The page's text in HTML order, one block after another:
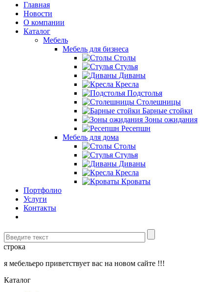
Главная
Новости
О компании
Каталог
Мебель
Мебель для бизнеса
Столы
Стулья
Диваны
Кресла
Подстолья
Столешницы
Барные стойки
Зоны ожидания
Ресепшн
Мебель для дома
Столы
Стулья
Диваны
Кресла
Кроваты
Портфолио
Услуги
Контакты
приветствует вас на новом сайте !!!
Каталог